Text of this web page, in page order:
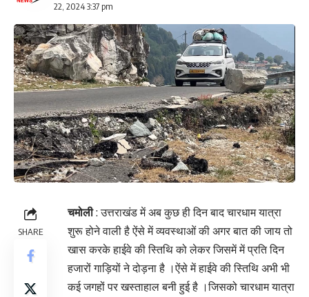
22, 2024 3:37 pm
SHARE
चमोली: उत्तराखंड में अब कुछ ही दिन बाद चारधाम यात्रा
शुरू होने वाली है ऐंसे में व्यवस्थाओं की अगर बात की जाय तो
खास करके हाईवे की स्तिथि को लेकर जिसमें में प्रति दिन
हजारों गाड़ियों ने दोड़ना है ।ऐंसे में हाईवे की स्तिथि अभी भी
कई जगहों पर खस्ताहाल बनी हुई है ।जिसको चारधाम यात्रा